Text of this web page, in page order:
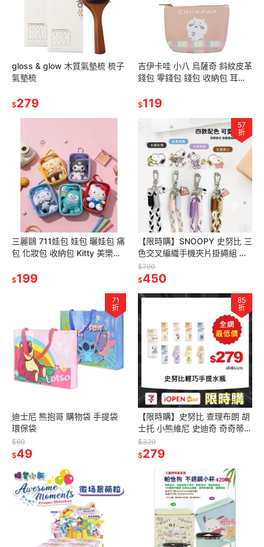
gloss & glow 木質氣墊梳 梳子
氣墊梳
$279
吉伊卡哇 小八 烏薩奇 斜紋皮革
錢包 零錢包 錢包 收納包 耳機
$119
三麗鷗 711娃包 娃包 曬娃包 痛
包 化妝包 收納包 Kitty 美樂蒂
系列
$199
57
折
【限時購】SNOOPY 史努比 三
色交叉編織手機夾片掛繩組 手
機掛繩 手機繩 手機掛片 手機夾
片
$790
$450
71
折
迪士尼 熊抱哥 購物袋 手提袋
環保袋
$69
$49
85
折
【限時購】史努比 查理布朗 胡
士托 小熊維尼 史迪奇 奇奇蒂蒂
水壺 日安 歡聚 輕巧手提水瓶
$329
$279